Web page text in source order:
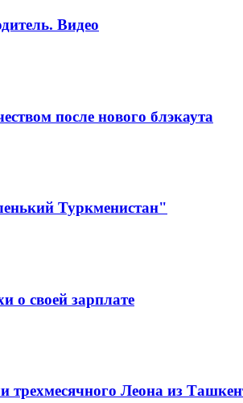
Видео
после нового блэкаута
Туркменистан"
о своей зарплате
Леона из